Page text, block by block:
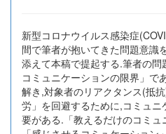
新型コロナウイルス感染症
間で筆者が抱いてきた問題意識
添えて本稿で提起する.筆者の
コミュニケーションの限界」で
解き,対象者のリアクタンス(抵
労」を回避するために,コミュ
要がある.「教えるだけのコミ